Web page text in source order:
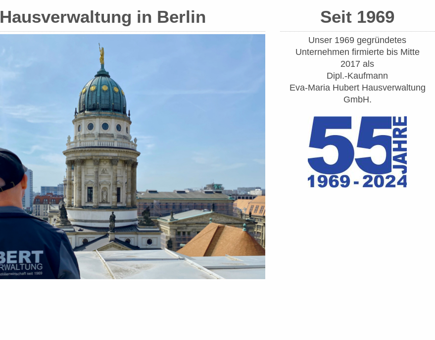
Hausverwaltung in Berlin Seit 1969
Unser 1969 gegründetes
Unternehmen firmierte bis Mitte
2017 als
Dipl.-Kaufmann
Eva-Maria Hubert Hausverwaltung
GmbH.